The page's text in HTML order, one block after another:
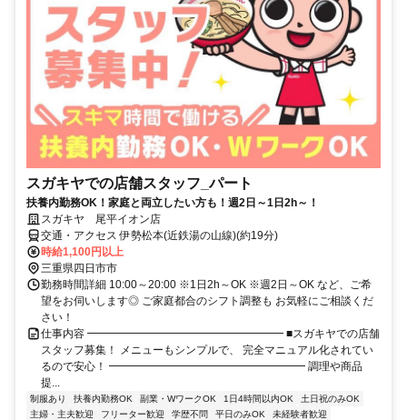
スガキヤでの店舗スタッフ_パート
扶養内勤務OK！家庭と両立したい方も！週2日～1日2h～！
スガキヤ 尾平イオン店
交通・アクセス 伊勢松本(近鉄湯の山線)(約19分)
時給1,100円以上
三重県四日市市
勤務時間詳細 10:00～20:00 ※1日2h～OK ※週2日～OK など、ご希
望をお伺いします◎ ご家庭都合のシフト調整も お気軽にご相談くだ
さい！
仕事内容 ━━━━━━━━━━━━━━━━━━ ■スガキヤでの店舗
スタッフ募集！ メニューもシンプルで、 完全マニュアル化されてい
るので安心！ ━━━━━━━━━━━━━━━━━━ 調理や商品
提...
制服あり 扶養内勤務OK 副業・WワークOK 1日4時間以内OK
土日祝のみOK
主婦・主夫歓迎
フリーター歓迎 学歴不問 平日のみOK
未経験者歓迎